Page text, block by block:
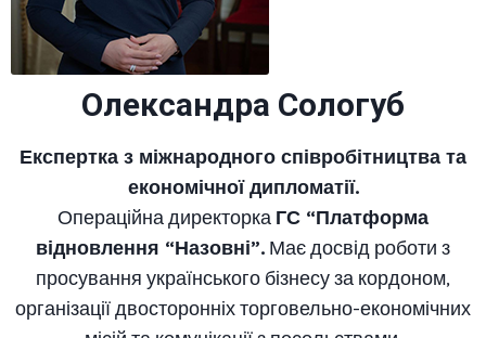
Олександра Сологуб
Експертка з міжнародного співробітництва та
економічної дипломатії.
Операційна директорка ГС “Платформа
відновлення “Назовні”. Має досвід роботи з
просування українського бізнесу за кордоном,
організації двосторонніх торговельно-економічних